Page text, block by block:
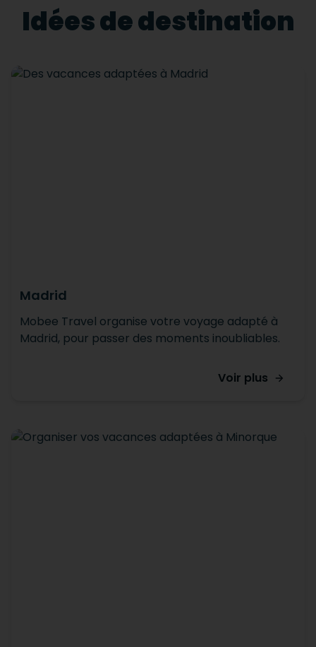
Idées de destination
Madrid
Mobee Travel organise votre voyage adapté à
Madrid, pour passer des moments inoubliables.
Voir plus